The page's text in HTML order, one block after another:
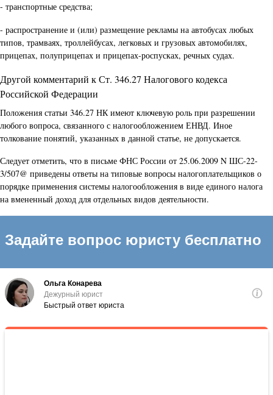
- транспортные средства;
- распространение и (или) размещение рекламы на автобусах любых
типов, трамваях, троллейбусах, легковых и грузовых автомобилях,
прицепах, полуприцепах и прицепах-роспусках, речных судах.
Другой комментарий к Ст. 346.27 Налогового кодекса
Российской Федерации
Положения статьи 346.27 НК имеют ключевую роль при разрешении
любого вопроса, связанного с налогообложением ЕНВД. Иное
толкование понятий, указанных в данной статье, не допускается.
Следует отметить, что в письме ФНС России от 25.06.2009 N ШС-22-
3/507@ приведены ответы на типовые вопросы налогоплательщиков о
порядке применения системы налогообложения в виде единого налога
на вмененный доход для отдельных видов деятельности.